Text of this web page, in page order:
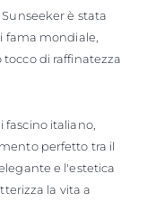
è stata
fama mondiale,
di raffinatezza
fascino italiano,
perfetto tra il
e l'estetica
la vita a